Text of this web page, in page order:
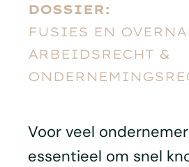
DOSSIER:
FUSIES EN
ARBEIDSRECHT &
Voor veel
essentieel om snel